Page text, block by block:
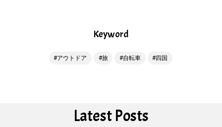
Keyword
アウトドア 旅 自転車 四国
Latest Posts